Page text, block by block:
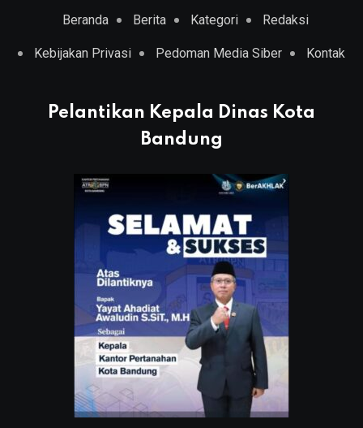
Beranda Berita Kategori Redaksi
Kebijakan Privasi Pedoman Media Siber Kontak
Pelantikan Kepala Dinas Kota
Bandung